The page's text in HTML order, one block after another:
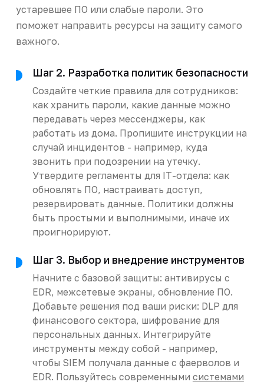
устаревшее ПО или слабые пароли. Это
поможет направить ресурсы на защиту самого
важного.
Шаг 2. Разработка политик безопасности
Создайте четкие правила для сотрудников:
как хранить пароли, какие данные можно
передавать через мессенджеры, как
работать из дома. Пропишите инструкции на
случай инцидентов - например, куда
звонить при подозрении на утечку.
Утвердите регламенты для IT-отдела: как
обновлять ПО, настраивать доступ,
резервировать данные. Политики должны
быть простыми и выполнимыми, иначе их
проигнорируют.
Шаг 3. Выбор и внедрение инструментов
Начните с базовой защиты: антивирусы с
EDR, межсетевые экраны, обновление ПО.
Добавьте решения под ваши риски: DLP для
финансового сектора, шифрование для
персональных данных. Интегрируйте
инструменты между собой - например,
чтобы SIEM получала данные с фаерволов и
EDR. Пользуйтесь современными системами